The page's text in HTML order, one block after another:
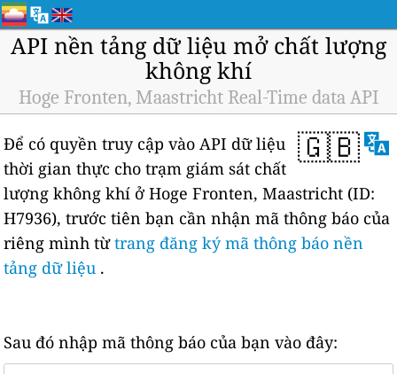
API nền tảng dữ liệu mở chất lượng
không khí
Hoge Fronten, Maastricht Real-Time data API
🇬🇧
Để có quyền truy cập vào API dữ liệu
thời gian thực cho trạm giám sát chất
lượng không khí ở Hoge Fronten, Maastricht (ID:
H7936), trước tiên bạn cần nhận mã thông báo của
riêng mình từtrang đăng ký mã thông báo nền
tảng dữ liệu .
Sau đó nhập mã thông báo của bạn vào đây: